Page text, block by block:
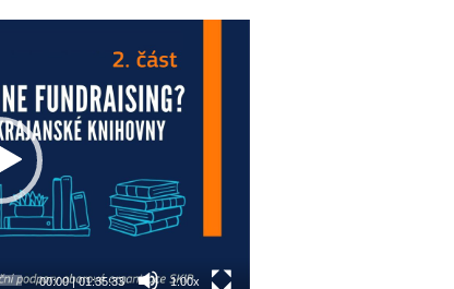
00:00|01:35:33 1.00x